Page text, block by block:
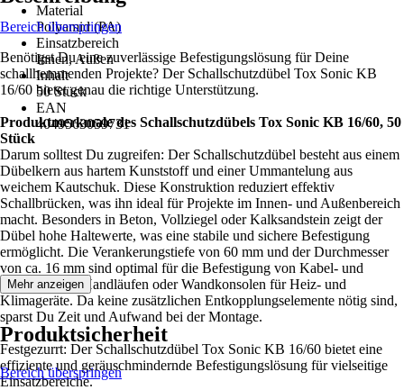
Material
Polyamid (PA)
Einsatzbereich
Innen, Außen
Inhalt
50 Stück
EAN
4049563059731
Bereich überspringen
Benötigst Du eine zuverlässige Befestigungslösung für Deine
schallhemmenden Projekte? Der Schallschutzdübel Tox Sonic KB
16/60 bietet genau die richtige Unterstützung.
Produktmerkmale des Schallschutzdübels Tox Sonic KB 16/60, 50
Stück
Darum solltest Du zugreifen: Der Schallschutzdübel besteht aus einem
Dübelkern aus hartem Kunststoff und einer Ummantelung aus
weichem Kautschuk. Diese Konstruktion reduziert effektiv
Schallbrücken, was ihn ideal für Projekte im Innen- und Außenbereich
macht. Besonders in Beton, Vollziegel oder Kalksandstein zeigt der
Dübel hohe Haltewerte, was eine stabile und sichere Befestigung
ermöglicht. Die Verankerungstiefe von 60 mm und der Durchmesser
von ca. 16 mm sind optimal für die Befestigung von Kabel- und
Rohrschellen, Handläufen oder Wandkonsolen für Heiz- und
Klimageräte. Da keine zusätzlichen Entkopplungselemente nötig sind,
sparst Du Zeit und Aufwand bei der Montage.
Festgezurrt: Der Schallschutzdübel Tox Sonic KB 16/60 bietet eine
effiziente und geräuschmindernde Befestigungslösung für vielseitige
Einsatzbereiche.
Mehr anzeigen
Produktsicherheit
Bereich überspringen